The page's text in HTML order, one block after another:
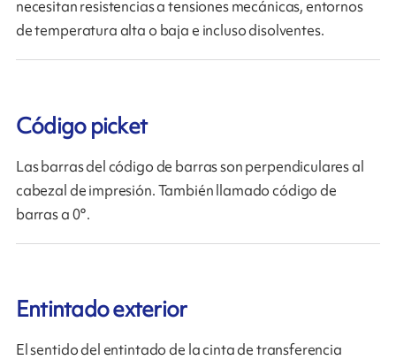
necesitan resistencias a tensiones mecánicas, entornos
de temperatura alta o baja e incluso disolventes.
Código picket
Las barras del código de barras son perpendiculares al
cabezal de impresión. También llamado código de
barras a 0°.
Entintado exterior
El sentido del entintado de la cinta de transferencia